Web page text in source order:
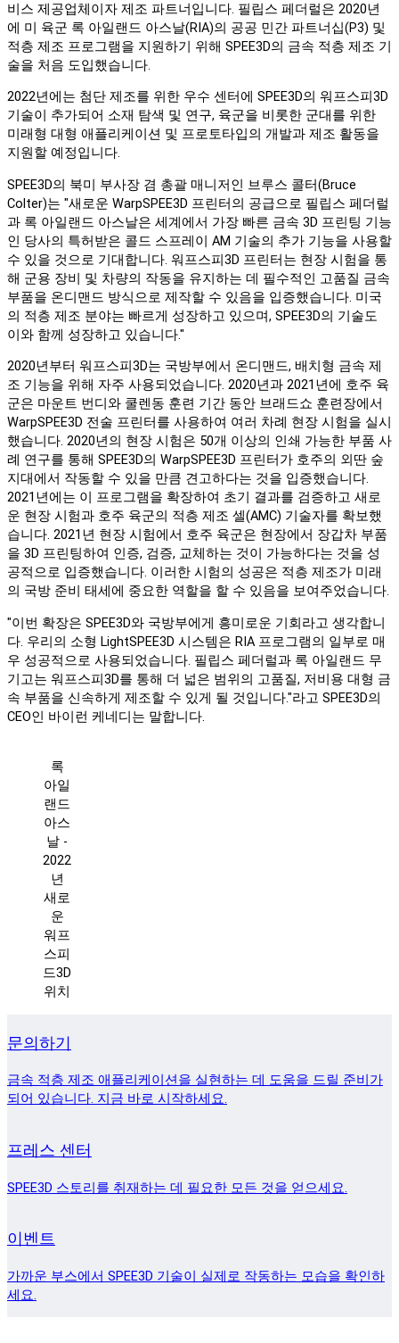
비스 제공업체이자 제조 파트너입니다. 필립스 페더럴은 2020년
에 미 육군 록 아일랜드 아스날(RIA)의 공공 민간 파트너십(P3) 및
적층 제조 프로그램을 지원하기 위해 SPEE3D의 금속 적층 제조 기
술을 처음 도입했습니다.
2022년에는 첨단 제조를 위한 우수 센터에 SPEE3D의 워프스피3D
기술이 추가되어 소재 탐색 및 연구, 육군을 비롯한 군대를 위한
미래형 대형 애플리케이션 및 프로토타입의 개발과 제조 활동을
지원할 예정입니다.
SPEE3D의 북미 부사장 겸 총괄 매니저인 브루스 콜터(Bruce
Colter)는 "새로운 WarpSPEE3D 프린터의 공급으로 필립스 페더럴
과 록 아일랜드 아스날은 세계에서 가장 빠른 금속 3D 프린팅 기능
인 당사의 특허받은 콜드 스프레이 AM 기술의 추가 기능을 사용할
수 있을 것으로 기대합니다. 워프스피3D 프린터는 현장 시험을 통
해 군용 장비 및 차량의 작동을 유지하는 데 필수적인 고품질 금속
부품을 온디맨드 방식으로 제작할 수 있음을 입증했습니다. 미국
의 적층 제조 분야는 빠르게 성장하고 있으며, SPEE3D의 기술도
이와 함께 성장하고 있습니다."
2020년부터 워프스피3D는 국방부에서 온디맨드, 배치형 금속 제
조 기능을 위해 자주 사용되었습니다. 2020년과 2021년에 호주 육
군은 마운트 번디와 쿨렌동 훈련 기간 동안 브래드쇼 훈련장에서
WarpSPEE3D 전술 프린터를 사용하여 여러 차례 현장 시험을 실시
했습니다. 2020년의 현장 시험은 50개 이상의 인쇄 가능한 부품 사
례 연구를 통해 SPEE3D의 WarpSPEE3D 프린터가 호주의 외딴 숲
지대에서 작동할 수 있을 만큼 견고하다는 것을 입증했습니다.
2021년에는 이 프로그램을 확장하여 초기 결과를 검증하고 새로
운 현장 시험과 호주 육군의 적층 제조 셀(AMC) 기술자를 확보했
습니다. 2021년 현장 시험에서 호주 육군은 현장에서 장갑차 부품
을 3D 프린팅하여 인증, 검증, 교체하는 것이 가능하다는 것을 성
공적으로 입증했습니다. 이러한 시험의 성공은 적층 제조가 미래
의 국방 준비 태세에 중요한 역할을 할 수 있음을 보여주었습니다.
"이번 확장은 SPEE3D와 국방부에게 흥미로운 기회라고 생각합니
다. 우리의 소형 LightSPEE3D 시스템은 RIA 프로그램의 일부로 매
우 성공적으로 사용되었습니다. 필립스 페더럴과 록 아일랜드 무
기고는 워프스피3D를 통해 더 넓은 범위의 고품질, 저비용 대형 금
속 부품을 신속하게 제조할 수 있게 될 것입니다."라고 SPEE3D의
CEO인 바이런 케네디는 말합니다.
록
아일
랜드
아스
날 -
2022
년
새로
운
워프
스피
드3D
위치
문의하기
금속 적층 제조 애플리케이션을 실현하는 데 도움을 드릴 준비가
되어 있습니다. 지금 바로 시작하세요.
프레스 센터
SPEE3D 스토리를 취재하는 데 필요한 모든 것을 얻으세요.
이벤트
가까운 부스에서 SPEE3D 기술이 실제로 작동하는 모습을 확인하
세요.